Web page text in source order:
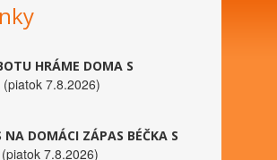
HRÁME DOMA S
(piatok 7.8.2026)
NA DOMÁCI ZÁPAS BÉČKA S
(piatok 7.8.2026)